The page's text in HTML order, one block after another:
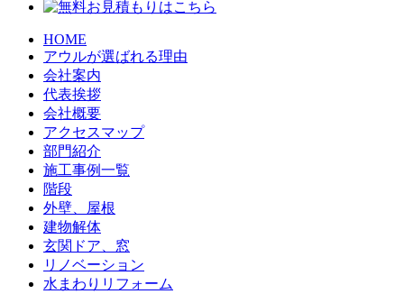
HOME
アウルが選ばれる理由
会社案内
代表挨拶
会社概要
アクセスマップ
部門紹介
施工事例一覧
階段
外壁、屋根
建物解体
玄関ドア、窓
リノベーション
水まわりリフォーム